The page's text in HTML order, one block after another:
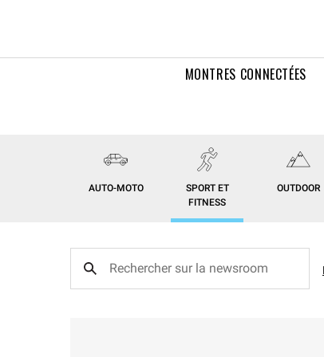
MONTRES CONNECTÉES
AUTO-MOTO
SPORT ET
FITNESS
OUTDOOR